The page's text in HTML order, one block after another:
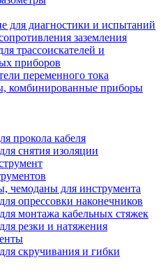
для диагностики и испытаний
заземления
трассоискателей и
приборов
переменного тока
комбинированные приборы
прокола кабеля
снятия изоляции
чемоданы для инструмента
опрессовки наконечников
монтажа кабельных стяжек
резки и натяжения
скручивания и гибки